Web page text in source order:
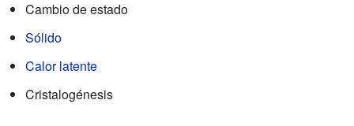
Cambio de estado
Sólido
Calor latente
Cristalogénesis